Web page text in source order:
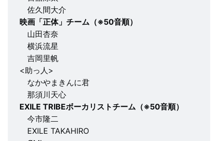
佐久間大介
映画「正体」チーム（※50音順）
山田杏奈
横浜流星
吉岡里帆
<助っ人>
なかやまきんに君
那須川天心
EXILE TRIBEボーカリストチーム（※50音順）
今市隆二
EXILE TAKAHIRO